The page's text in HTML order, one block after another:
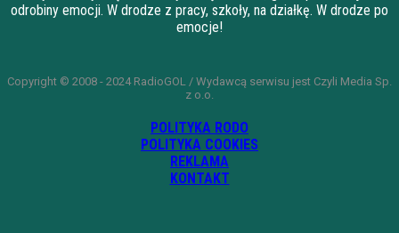
odrobiny emocji. W drodze z pracy, szkoły, na działkę. W drodze po
emocje!
Copyright © 2008 - 2024 RadioGOL / Wydawcą serwisu jest Czyli Media Sp.
z o.o.
POLITYKA RODO
POLITYKA COOKIES
REKLAMA
KONTAKT